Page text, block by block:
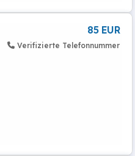
85 EUR
Verifizierte Telefonnummer